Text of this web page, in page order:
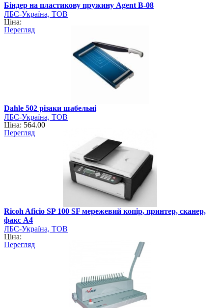
Біндер на пластикову пружину Agent B-08
ЛБС-Україна, ТОВ
Ціна:
Перегляд
Dahle 502 різаки шабельні
ЛБС-Україна, ТОВ
Ціна: 564.00
Перегляд
Ricoh Aficio SP 100 SF мережевий копір, принтер, сканер,
факс А4
ЛБС-Україна, ТОВ
Ціна:
Перегляд